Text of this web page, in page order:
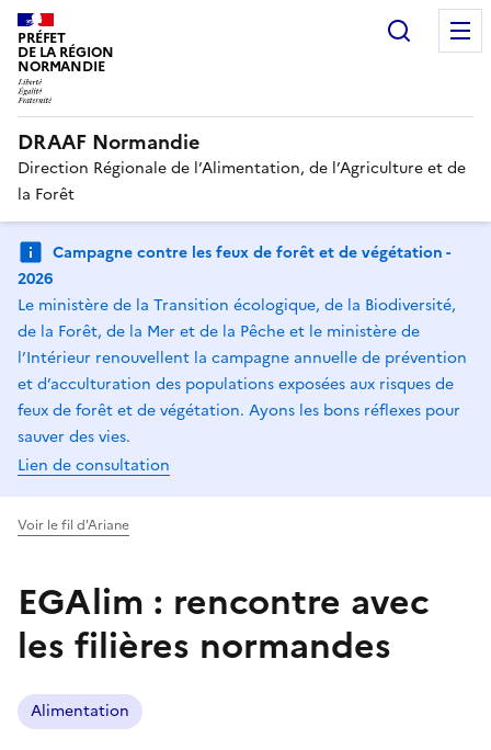
PRÉFET
DE LA RÉGION
NORMANDIE
DRAAF Normandie
Direction Régionale de l’Alimentation, de l’Agriculture et de
la Forêt
Campagne contre les feux de forêt et de végétation -
2026
Le ministère de la Transition écologique, de la Biodiversité,
de la Forêt, de la Mer et de la Pêche et le ministère de
l’Intérieur renouvellent la campagne annuelle de prévention
et d’acculturation des populations exposées aux risques de
feux de forêt et de végétation. Ayons les bons réflexes pour
sauver des vies.
Lien de consultation
Voir le fil d'Ariane
EGAlim : rencontre avec
les filières normandes
Alimentation